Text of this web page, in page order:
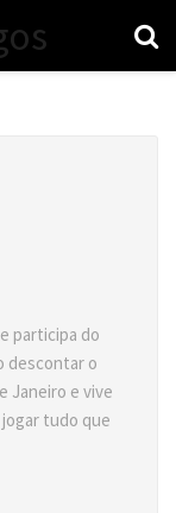
participa do
descontar o
Janeiro e vive
tudo que